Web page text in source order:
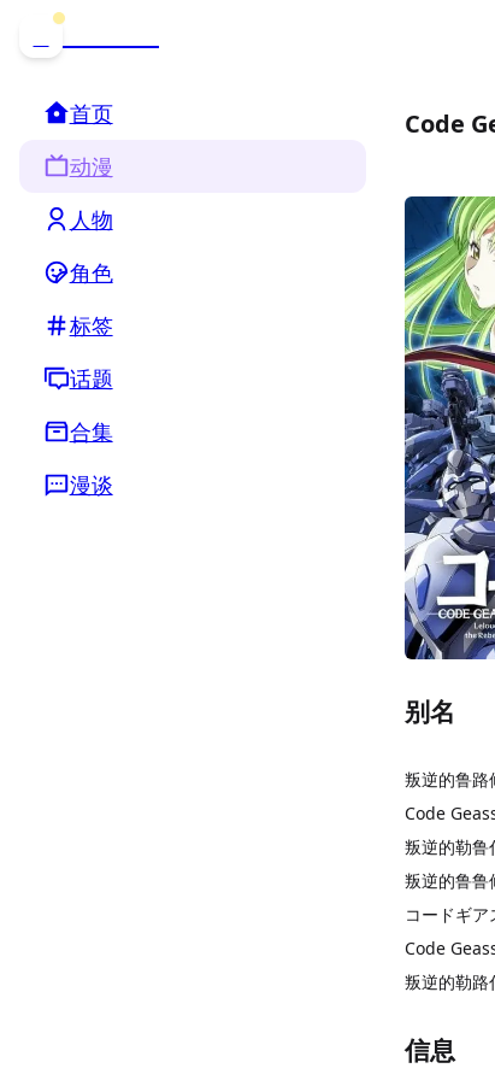
首页
动漫
人物
角色
标签
话题
合集
漫谈
Code
别名
叛逆的鲁路
Code
叛逆的勒鲁
叛逆的鲁鲁
コードギア
Code
叛逆的勒路
信息